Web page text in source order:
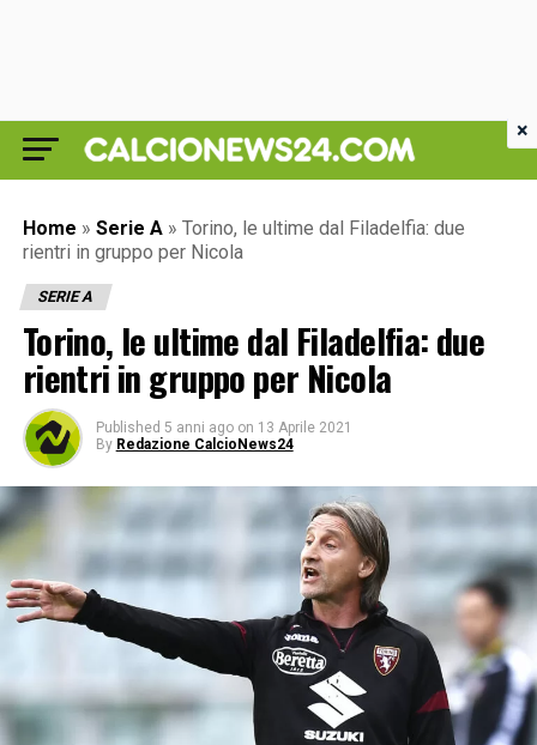
Home » Serie A » Torino, le ultime dal Filadelfia: due
rientri in gruppo per Nicola
SERIE A
Torino, le ultime dal Filadelfia: due
rientri in gruppo per Nicola
Published 5 anni ago on 13 Aprile 2021
By Redazione CalcioNews24
×